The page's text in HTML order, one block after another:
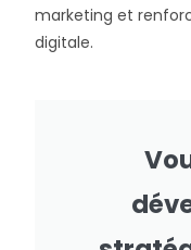
marketing et
digitale.